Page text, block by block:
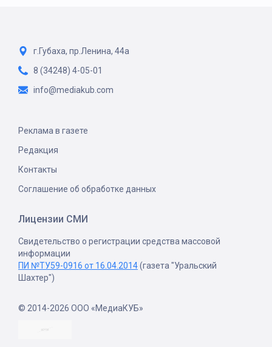
г.Губаха, пр.Ленина, 44а
8 (34248) 4-05-01
info@mediakub.com
Реклама в газете
Редакция
Контакты
Соглашение об обработке данных
Лицензии СМИ
Свидетельство о регистрации средства массовой
информации
ПИ №ТУ59-0916 от 16.04.2014(газета "Уральский
Шахтер")
© 2014-2026 ООО «МедиаКУБ»